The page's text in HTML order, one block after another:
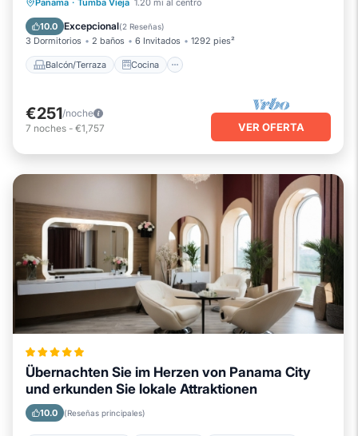
Panama · Tumba Vieja 1.20 mi al centro
10.0 Excepcional(2 Reseñas)
3 Dormitorios 2 baños 6 Invitados 1292 pies²
Balcón/Terraza Cocina
Aire acondicionado
€251/noche
7 noches - €1,757 VER OFERTA
Übernachten Sie im Herzen von Panama City
und erkunden Sie lokale Attraktionen
10.0 (Reseñas principales)